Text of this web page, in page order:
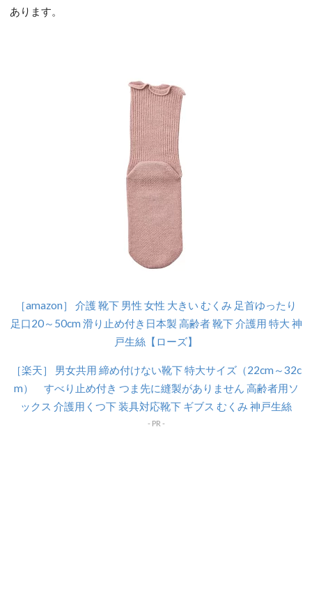
あります。
［amazon］ 介護 靴下 男性 女性 大きい むくみ 足首ゆったり
足口20～50cm 滑り止め付き日本製 高齢者 靴下 介護用 特大 神
戸生絲【ローズ】
［楽天］ 男女共用 締め付けない靴下 特大サイズ（22cm～32c
m） すべり止め付き つま先に縫製がありません 高齢者用ソ
ックス 介護用くつ下 装具対応靴下 ギブス むくみ 神戸生絲